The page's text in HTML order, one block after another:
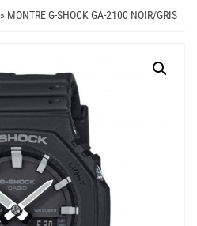
» MONTRE G-SHOCK GA-2100 NOIR/GRIS